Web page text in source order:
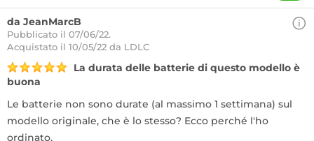
da JeanMarcB
Pubblicato il 07/06/22.
Acquistato il 10/05/22 da LDLC
La durata delle batterie di questo modello è
buona
Le batterie non sono durate (al massimo 1 settimana) sul
modello originale, che è lo stesso? Ecco perché l'ho
ordinato.